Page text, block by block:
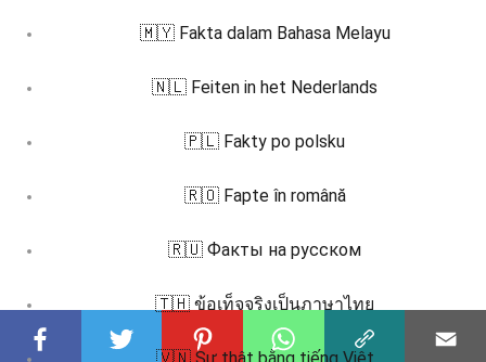
🇲🇾 Fakta dalam Bahasa Melayu
🇳🇱 Feiten in het Nederlands
🇵🇱 Fakty po polsku
🇷🇴 Fapte în română
🇷🇺 Факты на русском
🇹🇭 ข้อเท็จจริงเป็นภาษาไทย